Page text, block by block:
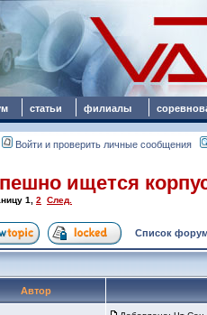
статьи филиалы
Войти и проверить личные сообщения
ищется
1 2 След.
Список
Автор